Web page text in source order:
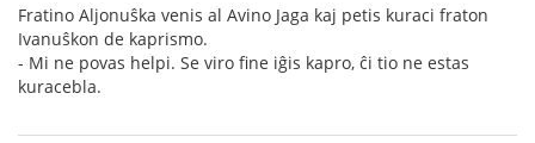
Fratino Aljonuŝka venis al Avino Jaga kaj petis kuraci fraton
Ivanuŝkon de kaprismo.
- Mi ne povas helpi. Se viro fine iĝis kapro, ĉi tio ne estas
kuracebla.